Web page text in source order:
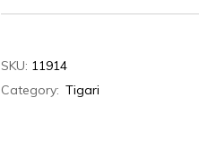
SKU: 11914
Category: Tigari